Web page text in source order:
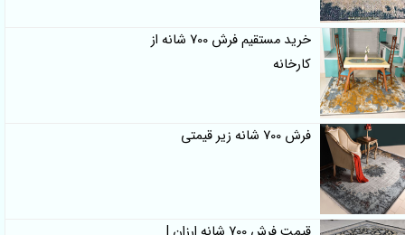
خرید مستقیم فرش 700 شانه از
کارخانه
فرش 700 شانه زیر قیمتی